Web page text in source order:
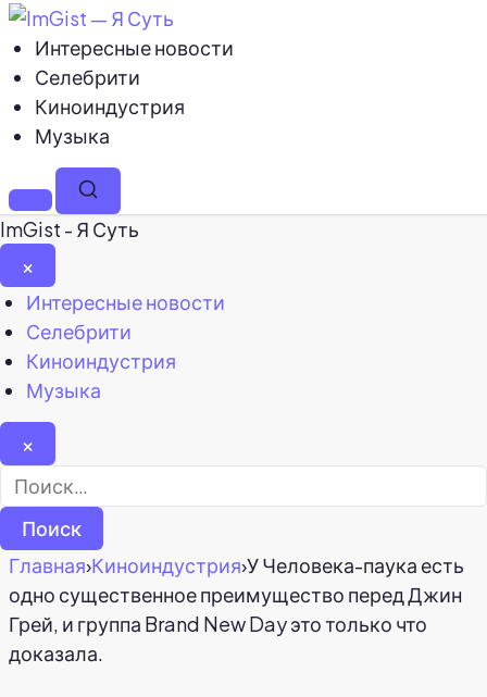
Интересные новости
Селебрити
Киноиндустрия
Музыка
МенюПоиск
ImGist - Я Суть
×
Закрыть
меню
Интересные новости
Селебрити
Киноиндустрия
Музыка
×
Найти:
Главная›Киноиндустрия›У Человека-паука есть
одно существенное преимущество перед Джин
Грей, и группа Brand New Day это только что
доказала.